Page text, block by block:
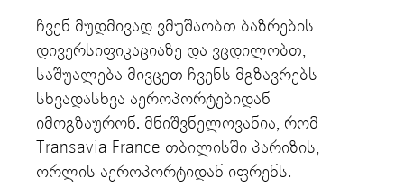
ჩვენ მუდმივად ვმუშაობთ ბაზრების
დივერსიფიკაციაზე და ვცდილობთ,
საშუალება მივცეთ ჩვენს მგზავრებს
სხვადასხვა აეროპორტებიდან
იმოგზაურონ. მნიშვნელოვანია, რომ
Transavia France თბილისში პარიზის,
ორლის აეროპორტიდან იფრენს.